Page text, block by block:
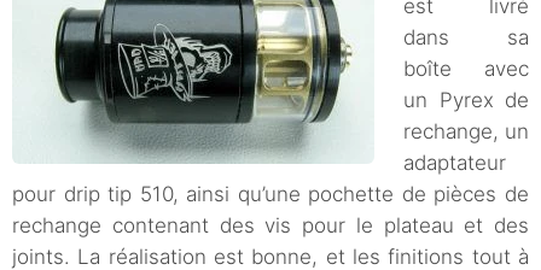
est livré
dans sa
boîte avec
un Pyrex de
rechange, un
adaptateur
pour drip tip 510, ainsi qu’une pochette de pièces de
rechange contenant des vis pour le plateau et des
joints. La réalisation est bonne, et les finitions tout à